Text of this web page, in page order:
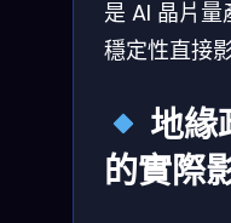
是 AI 晶片
穩定性直接
地緣
的實際